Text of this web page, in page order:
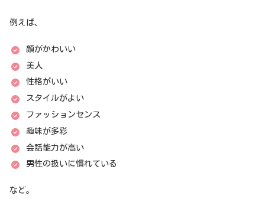
例えば、
顔がかわいい
美人
性格がいい
スタイルがよい
ファッションセンス
趣味が多彩
会話能力が高い
男性の扱いに慣れている
など。